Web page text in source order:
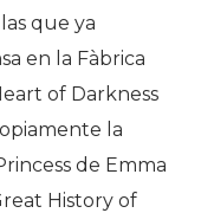
que ya
en la Fàbrica
of Darkness
la
de Emma
History of